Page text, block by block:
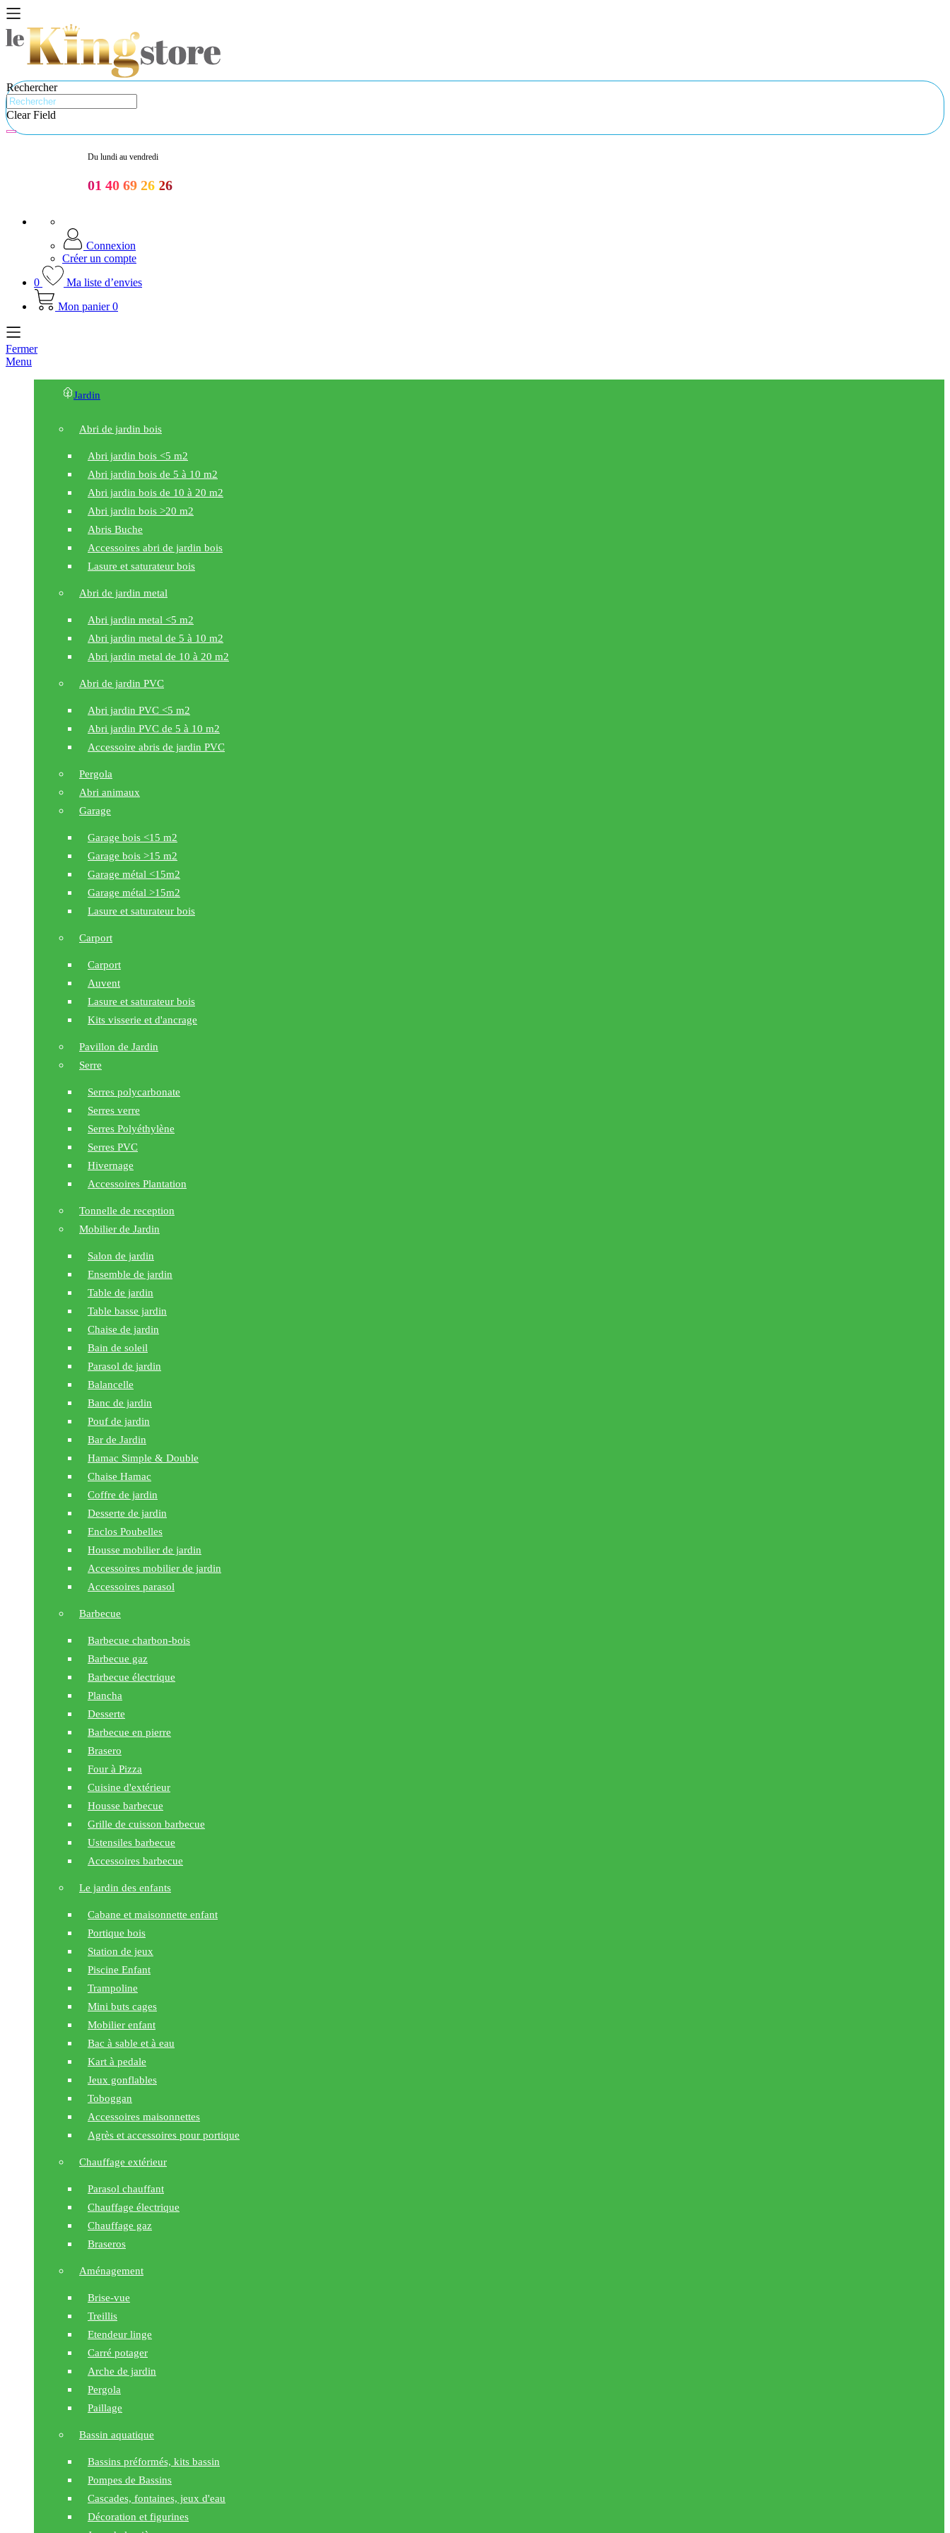
Rechercher
Clear Field
Du lundi au vendredi
01 40 69 26 26
Connexion
Créer un compte
0
Ma liste d’envies
Mon panier 0
Fermer
Menu
Jardin
Abri de jardin bois
Abri jardin bois <5 m2
Abri jardin bois de 5 à 10 m2
Abri jardin bois de 10 à 20 m2
Abri jardin bois >20 m2
Abris Buche
Accessoires abri de jardin bois
Lasure et saturateur bois
Abri de jardin metal
Abri jardin metal <5 m2
Abri jardin metal de 5 à 10 m2
Abri jardin metal de 10 à 20 m2
Abri de jardin PVC
Abri jardin PVC <5 m2
Abri jardin PVC de 5 à 10 m2
Accessoire abris de jardin PVC
Pergola
Abri animaux
Garage
Garage bois <15 m2
Garage bois >15 m2
Garage métal <15m2
Garage métal >15m2
Lasure et saturateur bois
Carport
Carport
Auvent
Lasure et saturateur bois
Kits visserie et d'ancrage
Pavillon de Jardin
Serre
Serres polycarbonate
Serres verre
Serres Polyéthylène
Serres PVC
Hivernage
Accessoires Plantation
Tonnelle de reception
Mobilier de Jardin
Salon de jardin
Ensemble de jardin
Table de jardin
Table basse jardin
Chaise de jardin
Bain de soleil
Parasol de jardin
Balancelle
Banc de jardin
Pouf de jardin
Bar de Jardin
Hamac Simple & Double
Chaise Hamac
Coffre de jardin
Desserte de jardin
Enclos Poubelles
Housse mobilier de jardin
Accessoires mobilier de jardin
Accessoires parasol
Barbecue
Barbecue charbon-bois
Barbecue gaz
Barbecue électrique
Plancha
Desserte
Barbecue en pierre
Brasero
Four à Pizza
Cuisine d'extérieur
Housse barbecue
Grille de cuisson barbecue
Ustensiles barbecue
Accessoires barbecue
Le jardin des enfants
Cabane et maisonnette enfant
Portique bois
Station de jeux
Piscine Enfant
Trampoline
Mini buts cages
Mobilier enfant
Bac à sable et à eau
Kart à pedale
Jeux gonflables
Toboggan
Accessoires maisonnettes
Agrès et accessoires pour portique
Chauffage extérieur
Parasol chauffant
Chauffage électrique
Chauffage gaz
Braseros
Aménagement
Brise-vue
Treillis
Etendeur linge
Carré potager
Arche de jardin
Pergola
Paillage
Bassin aquatique
Bassins préformés, kits bassin
Pompes de Bassins
Cascades, fontaines, jeux d'eau
Décoration et figurines